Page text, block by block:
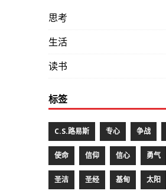
思考
生活
读书
标签
C.S.路易斯 专心 争战
使命 信仰 信心 勇气
圣洁 圣经 基甸 太阳